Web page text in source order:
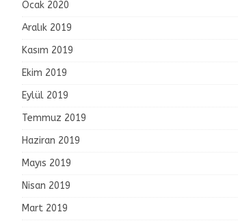
Ocak 2020
Aralık 2019
Kasım 2019
Ekim 2019
Eylül 2019
Temmuz 2019
Haziran 2019
Mayıs 2019
Nisan 2019
Mart 2019